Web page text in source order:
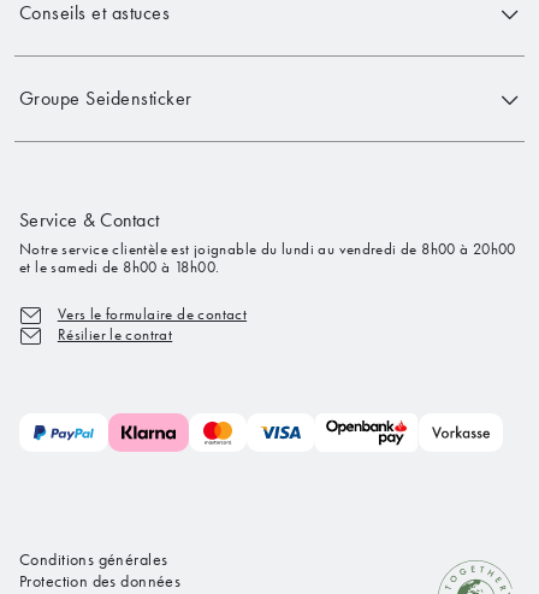
Conseils et astuces
Groupe Seidensticker
Service & Contact
Notre service clientèle est joignable du lundi au vendredi de 8h00 à 20h00
et le samedi de 8h00 à 18h00.
Vers le formulaire de contact
Résilier le contrat
Conditions générales
Protection des données